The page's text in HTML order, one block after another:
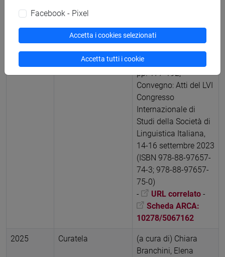
discreto nelle scienze
Milano, Officina 21,
pp. 177-192,
Convegno: Atti del LVI
Congresso
Internazionale di
Studi della Società di
Linguistica Italiana,
14-16 settembre 2023
(ISBN 978-88-97657-
74-3; 978-88-97657-
75-0)
-
URL correlato -
Scheda ARCA:
10278/5067162
2025 Curatela
(a cura di) Chiara
Branchini, Elena
Facebook - Pixel
Accetta i cookies selezionati
Accetta tutti i cookie